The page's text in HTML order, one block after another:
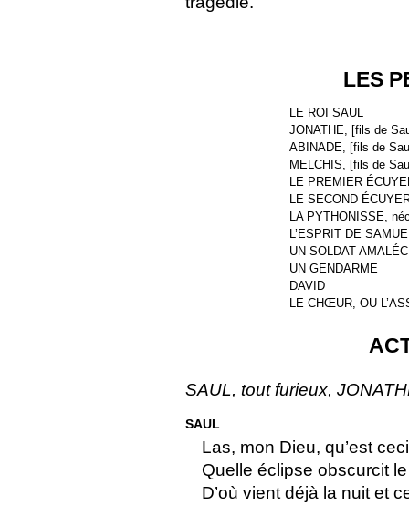
LES
LE ROI SAUL
JONATHE, [fils de
ABINADE, [fils de
MELCHIS, [fils de
LE PREMIER
LE SECOND
LA PYTHONISSE,
L’ESPRIT DE
UN SOLDAT
UN GENDARME
DAVID
LE CHŒUR, OU
SAUL, tout furieux,
SAUL
Las, mon Dieu, qu’est
Quelle éclipse obscurcit
D’où vient déjà la nuit et